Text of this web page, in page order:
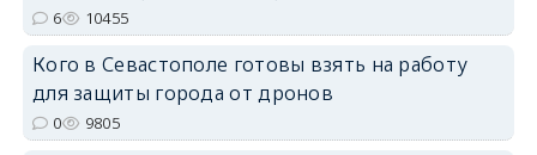
erid: 2SDnjdPjgYS
6 10455
Кого в Севастополе готовы взять на работу
для защиты города от дронов
0 9805